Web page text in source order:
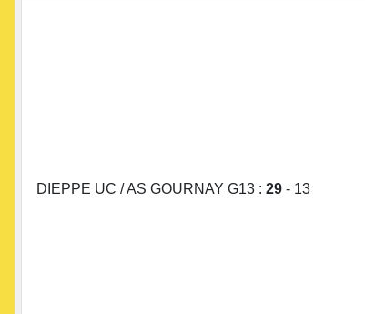
DIEPPE UC / AS GOURNAY G13 : 29 - 13